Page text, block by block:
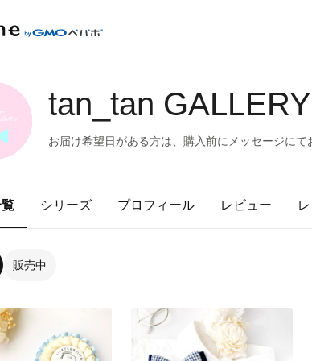
tan_tan GALLERY
お届け希望日がある方は、購入前にメッセージにて
シリーズ プロフィール レビュー
販売中